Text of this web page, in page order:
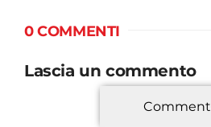
0 COMMENTI
Lascia un commento